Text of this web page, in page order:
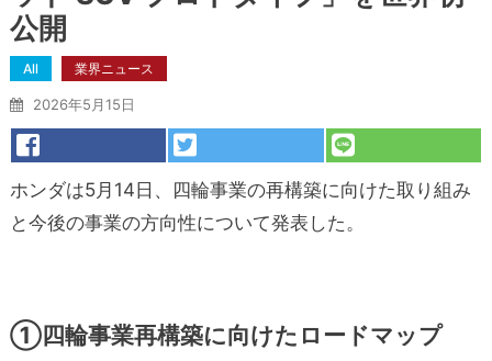
公開
All 業界ニュース
2026年5月15日
ホンダは5月14日、四輪事業の再構築に向けた取り組み
と今後の事業の方向性について発表した。
①四輪事業再構築に向けたロードマップ